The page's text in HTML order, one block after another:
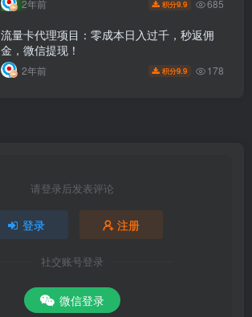
2年前 积分9.9 685
流量卡代理项目：零成本日入过千，秒返佣
金，微信提现！
2年前 积分9.9 178
请登录后发表评论
登录 注册
社交账号登录
微信登录